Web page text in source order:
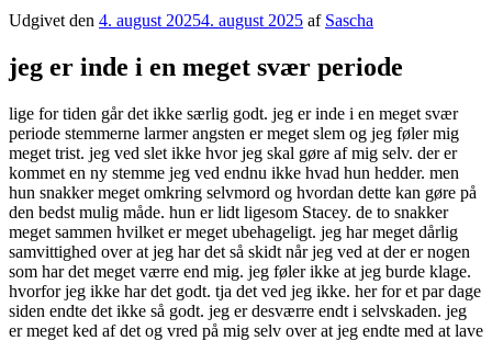
Udgivet den 4. august 20254. august 2025 af Sascha
jeg er inde i en meget svær periode
lige for tiden går det ikke særlig godt. jeg er inde i en meget svær
periode stemmerne larmer angsten er meget slem og jeg føler mig
meget trist. jeg ved slet ikke hvor jeg skal gøre af mig selv. der er
kommet en ny stemme jeg ved endnu ikke hvad hun hedder. men
hun snakker meget omkring selvmord og hvordan dette kan gøre på
den bedst mulig måde. hun er lidt ligesom Stacey. de to snakker
meget sammen hvilket er meget ubehageligt. jeg har meget dårlig
samvittighed over at jeg har det så skidt når jeg ved at der er nogen
som har det meget værre end mig. jeg føler ikke at jeg burde klage.
hvorfor jeg ikke har det godt. tja det ved jeg ikke. her for et par dage
siden endte det ikke så godt. jeg er desværre endt i selvskaden. jeg
er meget ked af det og vred på mig selv over at jeg endte med at lave